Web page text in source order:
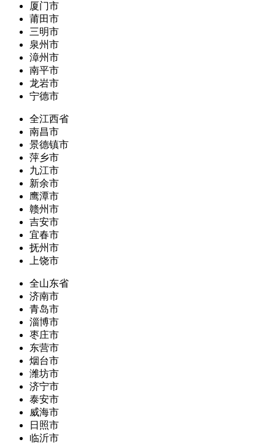
厦门市
莆田市
三明市
泉州市
漳州市
南平市
龙岩市
宁德市
全江西省
南昌市
景德镇市
萍乡市
九江市
新余市
鹰潭市
赣州市
吉安市
宜春市
抚州市
上饶市
全山东省
济南市
青岛市
淄博市
枣庄市
东营市
烟台市
潍坊市
济宁市
泰安市
威海市
日照市
临沂市